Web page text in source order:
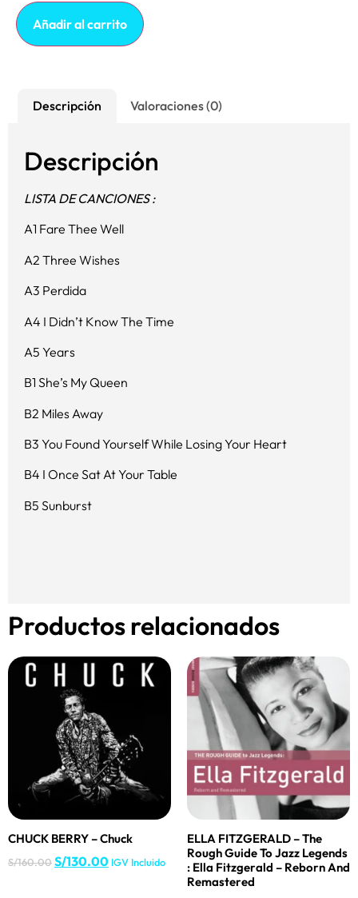
Añadir al carrito
Descripción Valoraciones (0)
Descripción
LISTA DE CANCIONES :
A1 Fare Thee Well
A2 Three Wishes
A3 Perdida
A4 I Didn’t Know The Time
A5 Years
B1 She’s My Queen
B2 Miles Away
B3 You Found Yourself While Losing Your Heart
B4 I Once Sat At Your Table
B5 Sunburst
Productos relacionados
CHUCK BERRY – Chuck
S/160.00S/130.00 IGV Incluido
ELLA FITZGERALD – The
Rough Guide To Jazz Legends
: Ella Fitzgerald – Reborn And
Remastered